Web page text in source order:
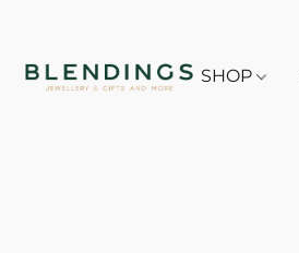
SHOP